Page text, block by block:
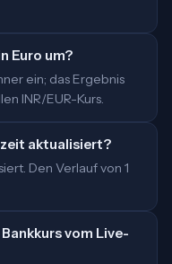
Euro um?
ein; das Ergebnis
INR/EUR-Kurs.
aktualisiert?
Den Verlauf von 1
vom Live-